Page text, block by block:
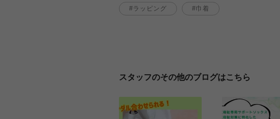
ラッピング 巾着
スタッフのその他のブログはこちら